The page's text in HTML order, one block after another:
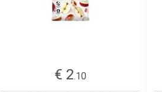
€ 2.10